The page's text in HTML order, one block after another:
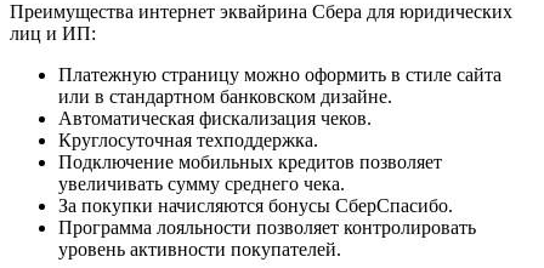
Преимущества интернет эквайрина Сбера для юридических
лиц и ИП:
Платежную страницу можно оформить в стиле сайта
или в стандартном банковском дизайне.
Автоматическая фискализация чеков.
Круглосуточная техподдержка.
Подключение мобильных кредитов позволяет
увеличивать сумму среднего чека.
За покупки начисляются бонусы СберСпасибо.
Программа лояльности позволяет контролировать
уровень активности покупателей.